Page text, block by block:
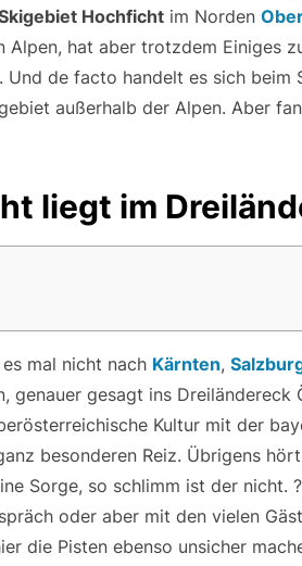
Hochficht im Norden
hat aber trotzdem Einiges
Und de facto handelt es sich beim
außerhalb der Alpen. Aber
liegt im
mal nicht nach Kärnten,
genauer gesagt ins Dreiländereck
Kultur mit der
besonderen Reiz. Übrigens
Sorge, so schlimm ist der nicht.
oder aber mit den vielen
die Pisten ebenso unsicher